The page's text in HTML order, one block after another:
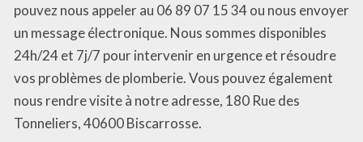
pouvez nous appeler au 06 89 07 15 34 ou nous envoyer
un message électronique. Nous sommes disponibles
24h/24 et 7j/7 pour intervenir en urgence et résoudre
vos problèmes de plomberie. Vous pouvez également
nous rendre visite à notre adresse, 180 Rue des
Tonneliers, 40600 Biscarrosse.